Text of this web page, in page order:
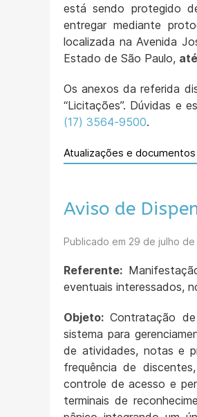
está sendo protegido
entregar mediante
localizada na Avenida
Estado de São Paulo,
Os anexos da referida
“Licitações”. Dúvidas e
(17) 3564-9500.
Atualizações e
Aviso de
Publicado em 29 de julho de
Referente:
eventuais interessados,
Objeto: Contratação
sistema para
de atividades, notas e
frequência de
controle de acesso e
terminais de